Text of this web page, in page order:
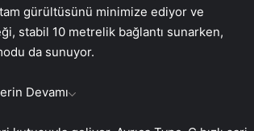
gürültüsünü minimize ediyor ve
stabil 10 metrelik bağlantı sunarken,
da sunuyor.
Devamı